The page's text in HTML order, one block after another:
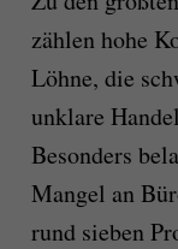
zählen hohe
Löhne, die
unklare
Besonders
Mangel an
rund sieben